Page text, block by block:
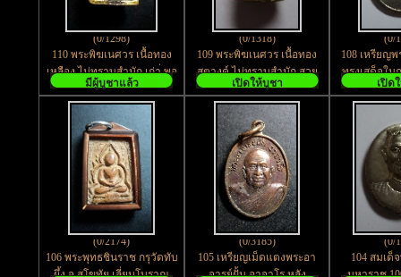
(0/1298)
110 พระพิฆเนศวร เนื้อทอง
เหลือง ไม่ทราบสำนัก เก่า่ พอ
มีอายุครับ
มีผู้บูชาแล้ว
(0/1318)
109 พระพิฆเนศวร เนื้อทอง
สตางค์ ไม่ทราบสำนัก สวย
มากๆ
เปิดให้บูชา
(0/
108 เหรียญ
ทรงเสด็จใน
ประชาสรร
เปิด
(0/2174)
106 พระพุทธชินราช กรุวัดทับ
ผึ้ง จ.สุโขทัย เลี่ยมโบราณ
(0/3185)
105 เหรียญเม็ดแตงพระอา
จารย์ฝั้น อาจาโร หลัง
(0/
104 สมเด็
มหาราช